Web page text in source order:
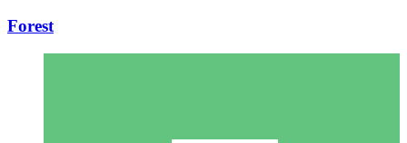
Forest